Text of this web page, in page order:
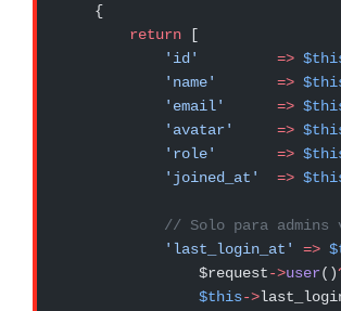
    {
        return
[
            'id'
         =>
            'name'
       =>
            'email'
      =>
            'avatar'
     =>
            'role'
       =>
            'joined_at'
  =>
// Solo para admins
            'last_login_at'
=>
                $request
->user()
                $this
->